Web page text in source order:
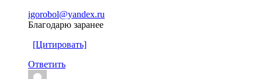
igorobol@yandex.ru
Благодарю заранее
[Цитировать]
Ответить